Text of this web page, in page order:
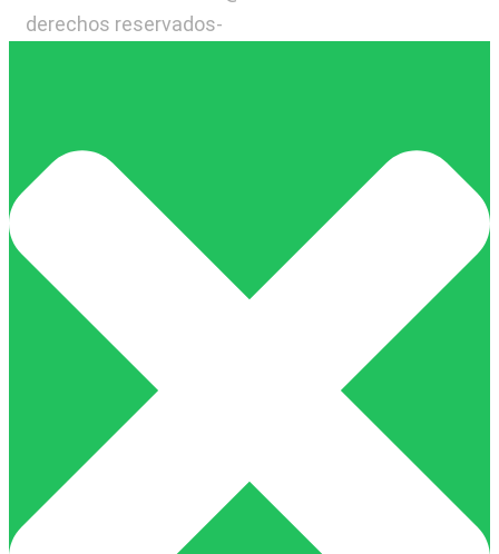
derechos reservados-